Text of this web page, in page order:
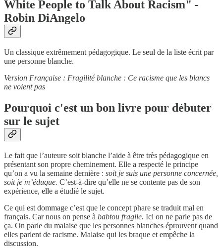
White People to Talk About Racism" -
Robin DiAngelo
Un classique extrêmement pédagogique. Le seul de la liste écrit par
une personne blanche.
Version Française : Fragilité blanche : Ce racisme que les blancs
ne voient pas
Pourquoi c'est un bon livre pour débuter
sur le sujet
Le fait que l’auteure soit blanche l’aide à être très pédagogique en
présentant son propre cheminement. Elle a respecté le principe
qu’on a vu la semaine dernière : soit je suis une personne concernée,
soit je m’éduque. C’est-à-dire qu’elle ne se contente pas de son
expérience, elle a étudié le sujet.
Ce qui est dommage c’est que le concept phare se traduit mal en
français. Car nous on pense à babtou fragile. Ici on ne parle pas de
ça. On parle du malaise que les personnes blanches éprouvent quand
elles parlent de racisme. Malaise qui les braque et empêche la
discussion.